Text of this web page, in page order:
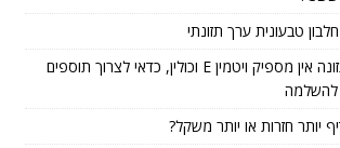
טבעונית ערך תזונתי
אם בתזונה אין מספיק ויטמין E וכולין, כדאי לצרוך תוספים
יותר חזרות או יותר משקל?